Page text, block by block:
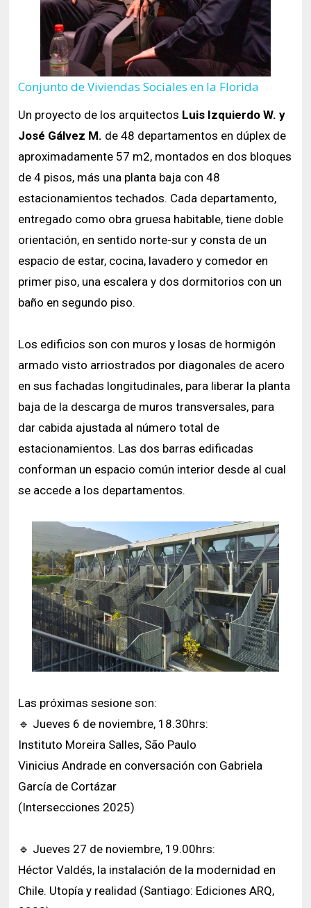
Conjunto de Viviendas Sociales en la Florida
Un proyecto de los arquitectos Luis Izquierdo W. y
José Gálvez M. de 48 departamentos en dúplex de
aproximadamente 57 m2, montados en dos bloques
de 4 pisos, más una planta baja con 48
estacionamientos techados. Cada departamento,
entregado como obra gruesa habitable, tiene doble
orientación, en sentido norte-sur y consta de un
espacio de estar, cocina, lavadero y comedor en
primer piso, una escalera y dos dormitorios con un
baño en segundo piso.
Los edificios son con muros y losas de hormigón
armado visto arriostrados por diagonales de acero
en sus fachadas longitudinales, para liberar la planta
baja de la descarga de muros transversales, para
dar cabida ajustada al número total de
estacionamientos. Las dos barras edificadas
conforman un espacio común interior desde al cual
se accede a los departamentos.
Las próximas sesione son:
🔹️ Jueves 6 de noviembre, 18.30hrs:
Instituto Moreira Salles, São Paulo
Vinicius Andrade en conversación con Gabriela
García de Cortázar
(Intersecciones 2025)
🔹️ Jueves 27 de noviembre, 19.00hrs:
Héctor Valdés, la instalación de la modernidad en
Chile. Utopía y realidad (Santiago: Ediciones ARQ,